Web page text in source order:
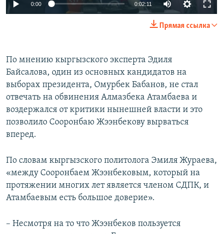
0:00 0:02:11
Прямая ссылка
По мнению кыргызского эксперта Эдиля
Байсалова, один из основных кандидатов на
выборах президента, Омурбек Бабанов, не стал
отвечать на обвинения Алмазбека Атамбаева и
воздержался от критики нынешней власти и это
позволило Сооронбаю Жээнбекову вырваться
вперед.
По словам кыргызского политолога Эмиля Жураева,
«между Сооронбаем Жээнбековым, который на
протяжении многих лет является членом СДПК, и
Атамбаевым есть большое доверие».
– Несмотря на то что Жээнбеков пользуется